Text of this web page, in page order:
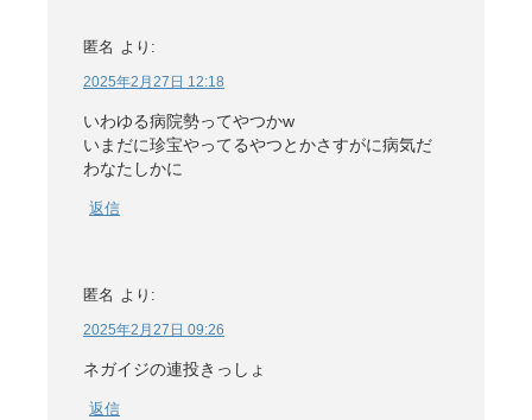
匿名 より:
2025年2月27日 12:18
いわゆる病院勢ってやつかw
いまだに珍宝やってるやつとかさすがに病気だ
わなたしかに
返信
匿名 より:
2025年2月27日 09:26
ネガイジの連投きっしょ
返信